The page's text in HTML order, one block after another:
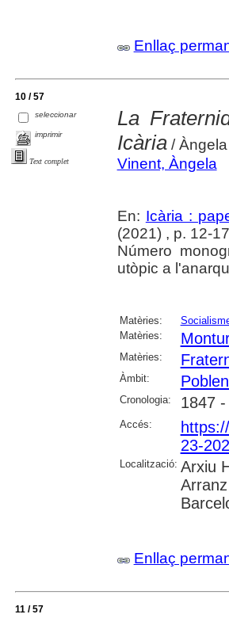
Enllaç
10 / 57
seleccionar
imprimir
Text complet
La
Icària/ Àngela
Vinent, Àngela
En: Icària :
(2021) , p. 12-
Número
utòpic a
Matèries:
Matèries:
Matèries:
Àmbit:
Cronologia: 1847
Accés:
23-
Localització: Arxiu
Enllaç
11 / 57